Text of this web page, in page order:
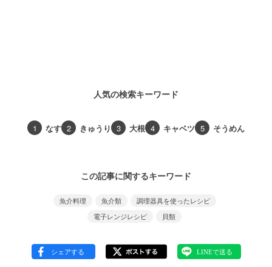
人気の検索キーワード
1 なす 2 きゅうり 3 大根 4 キャベツ 5 そうめん
この記事に関するキーワード
魚介料理 魚介類
調理器具を使ったレシピ
電子レンジレシピ
貝類